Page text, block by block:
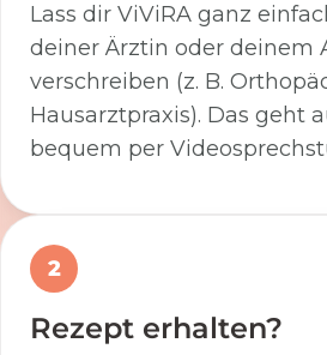
Lass dir ViViRA ganz
deiner Ärztin oder deinem
verschreiben (z. B.
Hausarztpraxis). Das geht
bequem per
2
Rezept erhalten?